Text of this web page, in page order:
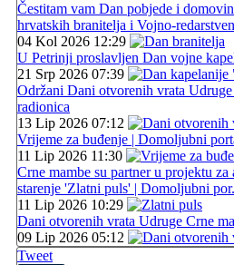
Čestitam vam Dan pobjede i
hrvatskih branitelja i Vojno-
04 Kol 2026 12:29
U Petrinji proslavljen Dan vojne
21 Srp 2026 07:39
Održani Dani otvorenih vrata
radionica
13 Lip 2026 07:12
Vrijeme za buđenje | Domoljubni
11 Lip 2026 11:30
Crne mambe su partner u projektu
starenje 'Zlatni puls' | Domoljubni
11 Lip 2026 10:29
Dani otvorenih vrata Udruge Crne
09 Lip 2026 05:12
Tweet